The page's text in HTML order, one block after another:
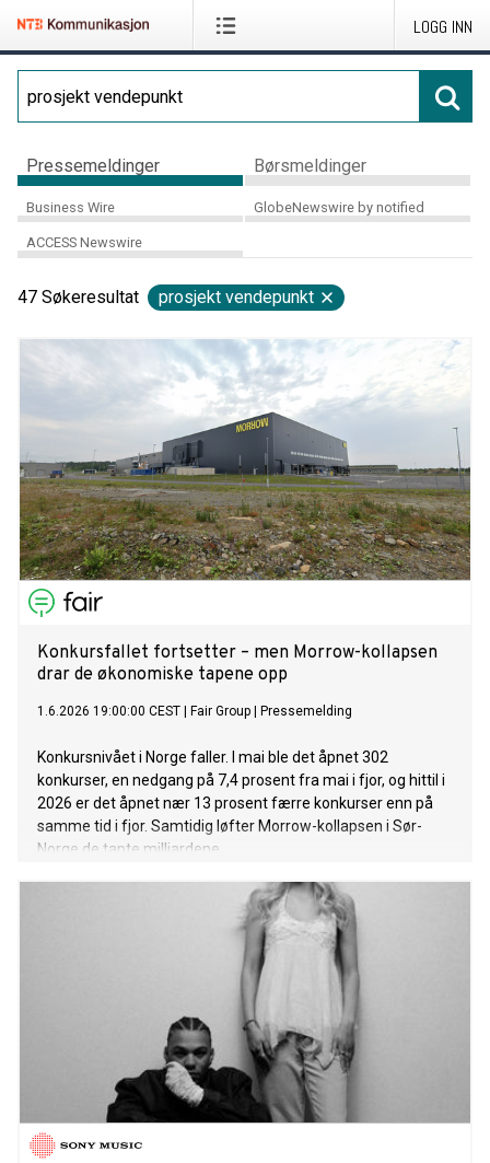
LOGG INN
Pressemeldinger Børsmeldinger
Business Wire GlobeNewswire by notified
ACCESS Newswire
47 Søkeresultat prosjekt vendepunkt
Konkursfallet fortsetter – men Morrow-kollapsen
drar de økonomiske tapene opp
1.6.2026 19:00:00 CEST Fair Group Pressemelding
Konkursnivået i Norge faller. I mai ble det åpnet 302
konkurser, en nedgang på 7,4 prosent fra mai i fjor, og hittil i
2026 er det åpnet nær 13 prosent færre konkurser enn på
samme tid i fjor. Samtidig løfter Morrow-kollapsen i Sør-
Norge de tapte milliardene.